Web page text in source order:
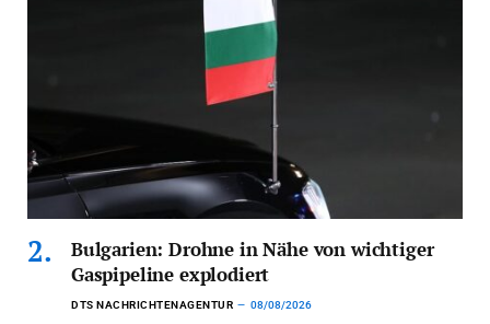
Bulgarien: Drohne in Nähe von wichtiger
Gaspipeline explodiert
DTS NACHRICHTENAGENTUR 08/08/2026